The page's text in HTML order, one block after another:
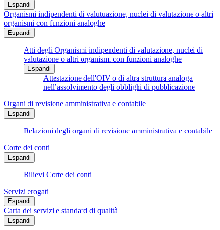
Espandi
Organismi indipendenti di valutuazione, nuclei di valutazione o altri
organismi con funzioni analoghe
Espandi
Atti degli Organismi indipendenti di valutazione, nuclei di
valutazione o altri organismi con funzioni analoghe
Espandi
Attestazione dell'OIV o di altra struttura analoga
nell’assolvimento degli obblighi di pubblicazione
Organi di revisione amministrativa e contabile
Espandi
Relazioni degli organi di revisione amministrativa e contabile
Corte dei conti
Espandi
Rilievi Corte dei conti
Servizi erogati
Espandi
Carta dei servizi e standard di qualità
Espandi